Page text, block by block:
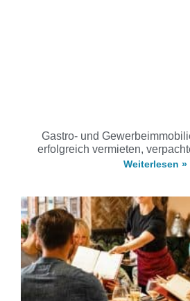
Gastro- und
erfolgreich vermieten,
Weiterlesen »